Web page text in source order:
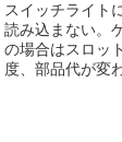
スイッチライト
読み込まない。
の場合はスロッ
度、部品代が変